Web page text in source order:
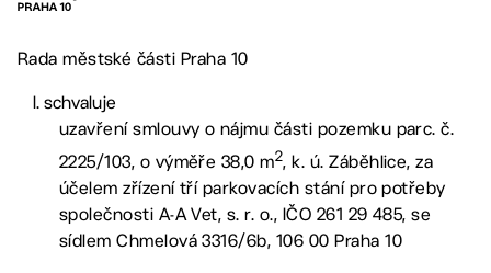
Rada městské části Praha 10
schvaluje
uzavření smlouvy o nájmu části pozemku parc. č.
2225/103, o výměře 38,0 m2, k. ú. Záběhlice, za
účelem zřízení tří parkovacích stání pro potřeby
společnosti A-A Vet, s. r. o., IČO 261 29 485, se
sídlem Chmelová 3316/6b, 106 00 Praha 10